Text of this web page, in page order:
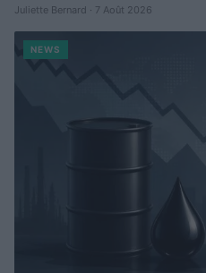
Juliette Bernard · 7 Août 2026
NEWS